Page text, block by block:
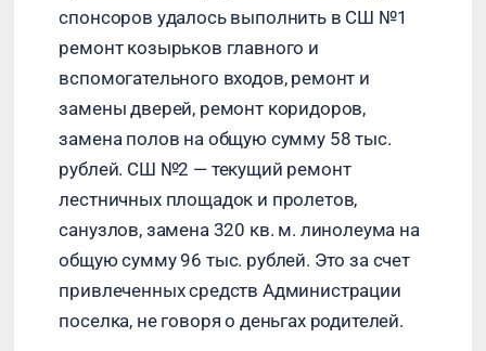
спонсоров удалось выполнить в СШ №1
ремонт козырьков главного и
вспомогательного входов, ремонт и
замены дверей, ремонт коридоров,
замена полов на общую сумму 58 тыс.
рублей. СШ №2 — текущий ремонт
лестничных площадок и пролетов,
санузлов, замена 320 кв. м. линолеума на
общую сумму 96 тыс. рублей. Это за счет
привлеченных средств Администрации
поселка, не говоря о деньгах родителей.